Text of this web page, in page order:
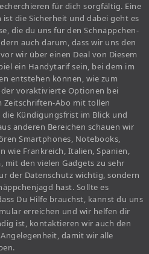
für dich sorgfältig. Eine
die Sicherheit und dabei geht es
die du uns für den Schnäppchen-
auch darum, dass wir uns den
wir über einen Deal von Diesem
ein Handytarif sein, bei dem im
entstehen können, wie zum
voraktivierte Optionen bei
Zeitschriften-Abo mit tollen
Kündigungsfrist im Blick und
anderen Bereichen schauen wir
Smartphones, Notebooks,
wie Frankreich, Italien, Spanien,
mit den vielen Gadgets zu sehr
der Datenschutz wichtig, sondern
hast. Sollte es
Du Hilfe brauchst, kannst du uns
erreichen und wir helfen dir
ist, kontaktieren wir auch den
damit wir alle